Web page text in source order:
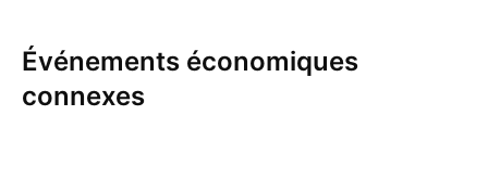
Événements économiques
connexes